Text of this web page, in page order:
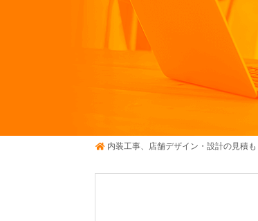
内装工事、店舗デザイン・設計の見積